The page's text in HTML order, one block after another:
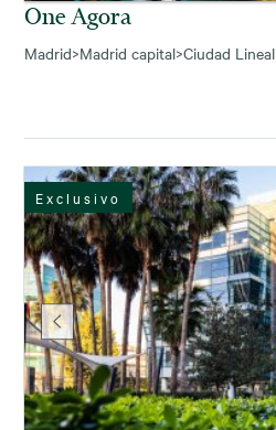
One Agora
Madrid>Madrid capital>Ciudad Lineal
Exclusivo